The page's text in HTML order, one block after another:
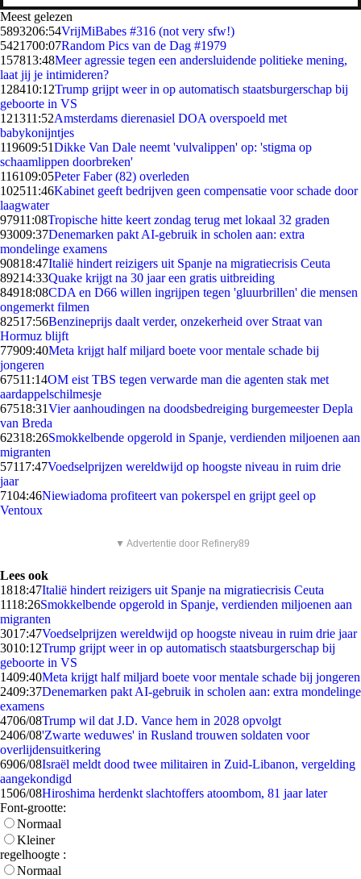
Meest gelezen
5893206:54VrijMiBabes #316 (not very sfw!)
5421700:07Random Pics van de Dag #1979
157813:48Meer agressie tegen een andersluidende politieke mening,
laat jij je intimideren?
128410:12Trump grijpt weer in op automatisch staatsburgerschap bij
geboorte in VS
121311:52Amsterdams dierenasiel DOA overspoeld met
babykonijntjes
119609:51Dikke Van Dale neemt 'vulvalippen' op: 'stigma op
schaamlippen doorbreken'
116109:05Peter Faber (82) overleden
102511:46Kabinet geeft bedrijven geen compensatie voor schade door
laagwater
97911:08Tropische hitte keert zondag terug met lokaal 32 graden
93009:37Denemarken pakt AI-gebruik in scholen aan: extra
mondelinge examens
90818:47Italië hindert reizigers uit Spanje na migratiecrisis Ceuta
89214:33Quake krijgt na 30 jaar een gratis uitbreiding
84918:08CDA en D66 willen ingrijpen tegen 'gluurbrillen' die mensen
ongemerkt filmen
82517:56Benzineprijs daalt verder, onzekerheid over Straat van
Hormuz blijft
77909:40Meta krijgt half miljard boete voor mentale schade bij
jongeren
67511:14OM eist TBS tegen verwarde man die agenten stak met
aardappelschilmesje
67518:31Vier aanhoudingen na doodsbedreiging burgemeester Depla
van Breda
62318:26Smokkelbende opgerold in Spanje, verdienden miljoenen aan
migranten
57117:47Voedselprijzen wereldwijd op hoogste niveau in ruim drie
jaar
7104:46Niewiadoma profiteert van pokerspel en grijpt geel op
Ventoux
▼ Advertentie door Refinery89
Lees ook
1818:47Italië hindert reizigers uit Spanje na migratiecrisis Ceuta
1118:26Smokkelbende opgerold in Spanje, verdienden miljoenen aan
migranten
3017:47Voedselprijzen wereldwijd op hoogste niveau in ruim drie jaar
3010:12Trump grijpt weer in op automatisch staatsburgerschap bij
geboorte in VS
1409:40Meta krijgt half miljard boete voor mentale schade bij jongeren
2409:37Denemarken pakt AI-gebruik in scholen aan: extra mondelinge
examens
4706/08Trump wil dat J.D. Vance hem in 2028 opvolgt
2406/08'Zwarte weduwes' in Rusland trouwen soldaten voor
overlijdensuitkering
6906/08Israël meldt dood twee militairen in Zuid-Libanon, vergelding
aangekondigd
1506/08Hiroshima herdenkt slachtoffers atoombom, 81 jaar later
Font-grootte:
Normaal
Kleiner
regelhoogte :
Normaal